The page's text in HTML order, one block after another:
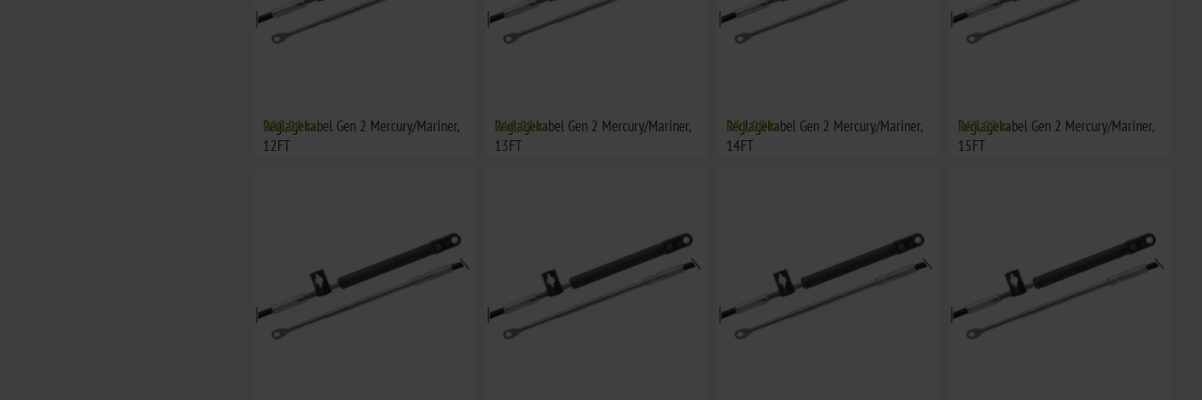
Reglagekabel Gen 2 Mercury/Mariner,
12FT
600,00 kr
Reglagekabel Gen 2 Mercury/Mariner,
13FT
616,00 kr
Reglagekabel Gen 2 Mercury/Mariner,
14FT
631,00 kr
Reglagekabel Gen 2 Mercury/Mariner,
15FT
669,00 kr